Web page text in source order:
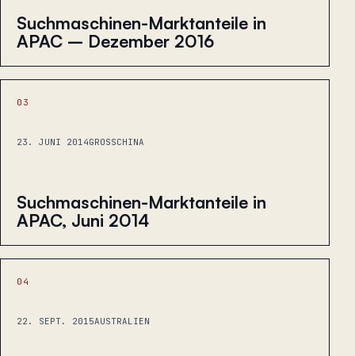
Suchmaschinen-Marktanteile in
APAC – Dezember 2016
03
23. JUNI 2014GROSSCHINA
Suchmaschinen-Marktanteile in
APAC, Juni 2014
04
22. SEPT. 2015AUSTRALIEN